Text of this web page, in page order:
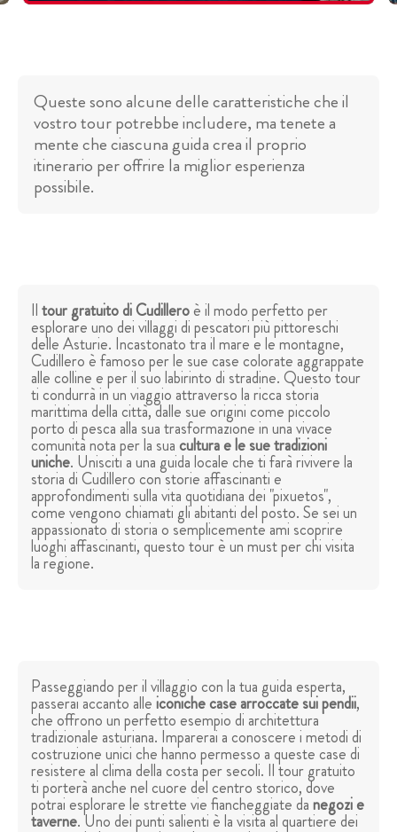
Queste sono alcune delle caratteristiche che il
vostro tour potrebbe includere, ma tenete a
mente che ciascuna guida crea il proprio
itinerario per offrire la miglior esperienza
possibile.
Iltour gratuito di Cudilleroè il modo perfetto per
esplorare uno dei villaggi di pescatori più pittoreschi
delle Asturie. Incastonato tra il mare e le montagne,
Cudillero è famoso per le sue case colorate aggrappate
alle colline e per il suo labirinto di stradine. Questo tour
ti condurrà in un viaggio attraverso la ricca storia
marittima della città, dalle sue origini come piccolo
porto di pesca alla sua trasformazione in una vivace
comunità nota per la suacultura e le sue tradizioni
uniche. Unisciti a una guida locale che ti farà rivivere la
storia di Cudillero con storie affascinanti e
approfondimenti sulla vita quotidiana dei "pixuetos",
come vengono chiamati gli abitanti del posto. Se sei un
appassionato di storia o semplicemente ami scoprire
luoghi affascinanti, questo tour è un must per chi visita
la regione.
Passeggiando per il villaggio con la tua guida esperta,
passerai accanto alleiconiche case arroccate sui pendii,
che offrono un perfetto esempio di architettura
tradizionale asturiana. Imparerai a conoscere i metodi di
costruzione unici che hanno permesso a queste case di
resistere al clima della costa per secoli. Il tour gratuito
ti porterà anche nel cuore del centro storico, dove
potrai esplorare le strette vie fiancheggiate danegozi e
taverne. Uno dei punti salienti è la visita al quartiere dei